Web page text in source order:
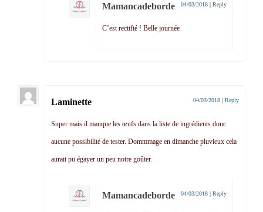
Mamancadeborde 04/03/2018 | Reply
C’est rectifié ! Belle journée
Laminette 04/03/2018 | Reply
Super mais il manque les œufs dans la liste de ingrédients donc
aucune possibilité de tester. Dommmage en dimanche pluvieux cela
aurait pu égayer un peu notre goûter.
Mamancadeborde 04/03/2018 | Reply